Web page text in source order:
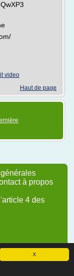
X
video
Haut de page
à propos
4 des